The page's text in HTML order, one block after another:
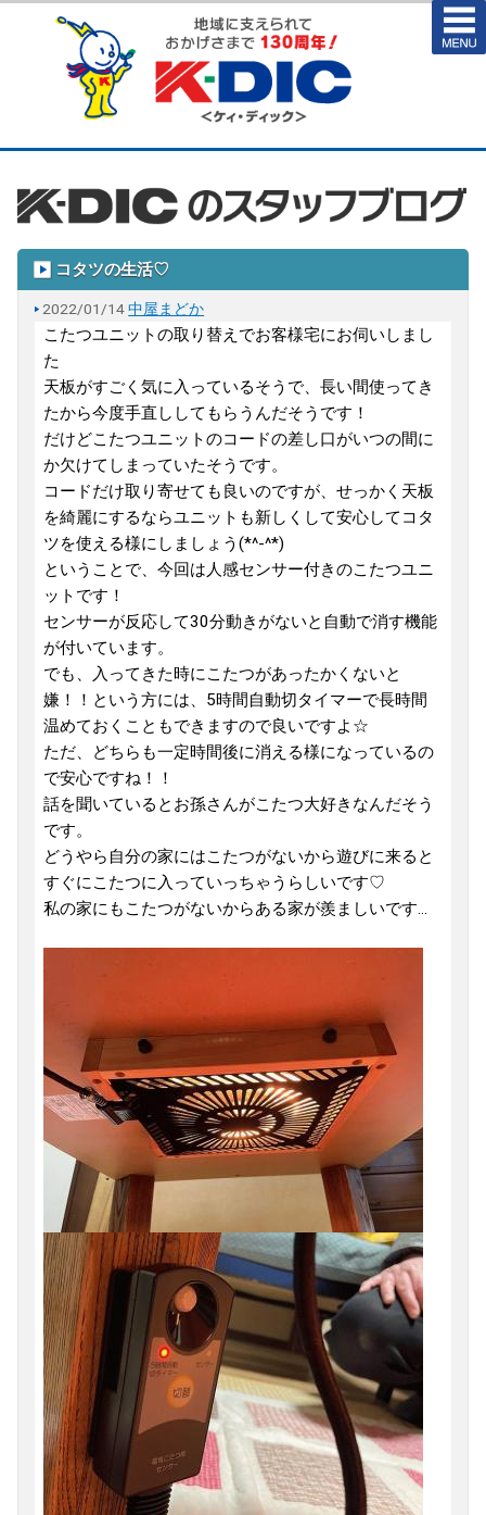
コタツの生活♡
2022/01/14中屋まどか
こたつユニットの取り替えでお客様宅にお伺いしまし
た
天板がすごく気に入っているそうで、長い間使ってき
たから今度手直ししてもらうんだそうです！
だけどこたつユニットのコードの差し口がいつの間に
か欠けてしまっていたそうです。
コードだけ取り寄せても良いのですが、せっかく天板
を綺麗にするならユニットも新しくして安心してコタ
ツを使える様にしましょう(*^-^*)
ということで、今回は人感センサー付きのこたつユニ
ットです！
センサーが反応して30分動きがないと自動で消す機能
が付いています。
でも、入ってきた時にこたつがあったかくないと
嫌！！という方には、5時間自動切タイマーで長時間
温めておくこともできますので良いですよ☆
ただ、どちらも一定時間後に消える様になっているの
で安心ですね！！
話を聞いているとお孫さんがこたつ大好きなんだそう
です。
どうやら自分の家にはこたつがないから遊びに来ると
すぐにこたつに入っていっちゃうらしいです♡
私の家にもこたつがないからある家が羨ましいです...